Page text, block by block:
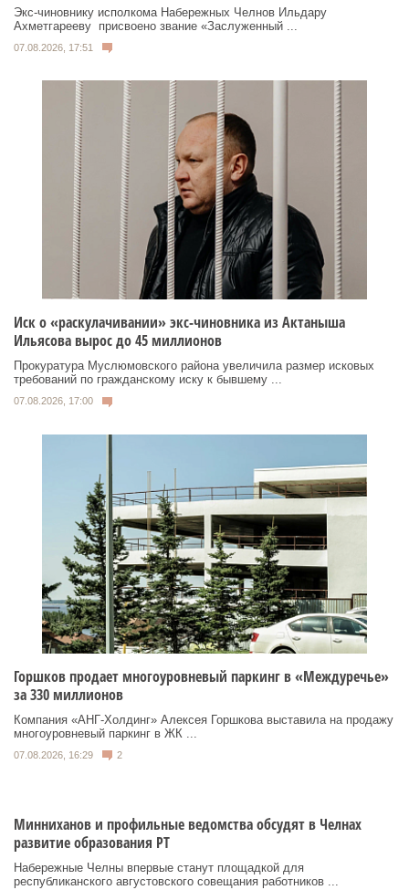
Экс‑чиновнику исполкома Набережных Челнов Ильдару
Ахметгарееву присвоено звание «Заслуженный ...
07.08.2026, 17:51
Иск о «раскулачивании» экс-чиновника из Актаныша
Ильясова вырос до 45 миллионов
Прокуратура Муслюмовского района увеличила размер исковых
требований по гражданскому иску к бывшему ...
07.08.2026, 17:00
Горшков продает многоуровневый паркинг в «Междуречье»
за 330 миллионов
Компания «АНГ-Холдинг» Алексея Горшкова выставила на продажу
многоуровневый паркинг в ЖК ...
07.08.2026, 16:29 2
Минниханов и профильные ведомства обсудят в Челнах
развитие образования РТ
Набережные Челны впервые станут площадкой для
республиканского августовского совещания работников ...